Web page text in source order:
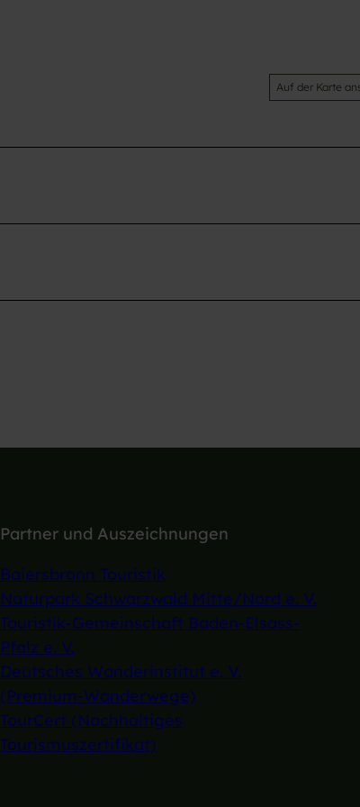
Auf der Karte
Partner und Auszeichnungen
Baiersbronn Touristik
Naturpark Schwarzwald Mitte/Nord e. V.
Touristik-Gemeinschaft Baden-Elsass-
Pfalz e. V.
Deutsches Wanderinstitut e. V.
(Premium-Wanderwege)
TourCert (Nachhaltiges
Tourismuszertifikat)